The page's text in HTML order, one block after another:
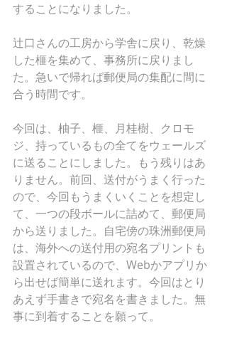
することになりました。
辻口さんの工房から学舎に戻り、乾燥
した榧を集めて、事務所に戻りまし
た。急いで帰れば郵便局の集配に間に
合う時間です。
今回は、柚子、榧、月桂樹、クロモ
ジ、持っているもの全てをウェールズ
に送ることにしました。もう残りはあ
りません。前回、送付がうまく行った
ので、今回もうまくいくことを想定し
て、一つの段ボールに詰めて、郵便局
から送りました。自宅傍の珠洲郵便局
は、海外への送付用の宛名プリントも
設置されているので、Webかアプリか
ら出せば簡単に送れます。今回はとり
あえず手書きで宛名を書きました。無
事に到着することを願って。